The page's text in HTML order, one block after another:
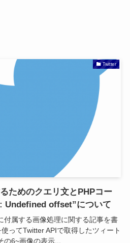
Twitter
ためのクエリ文とPHPコー
Undefined offset”について
付属する画像処理に関する記事を書
ってTwitter APIで取得したツィート
の6~画像の表示...